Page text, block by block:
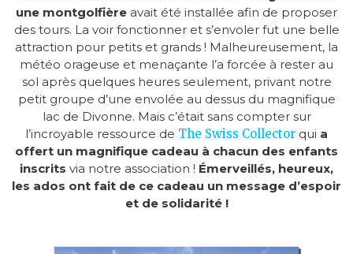
une montgolfière avait été installée afin de proposer
des tours. La voir fonctionner et s’envoler fut une belle
attraction pour petits et grands ! Malheureusement, la
météo orageuse et menaçante l’a forcée à rester au
sol après quelques heures seulement, privant notre
petit groupe d’une envolée au dessus du magnifique
lac de Divonne. Mais c’était sans compter sur
l’incroyable ressource de The Swiss Collector qui a
offert un magnifique cadeau à chacun des enfants
inscrits via notre association ! Émerveillés, heureux,
les ados ont fait de ce cadeau un message d’espoir
et de solidarité !